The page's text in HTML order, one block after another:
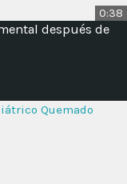
0:38
después de